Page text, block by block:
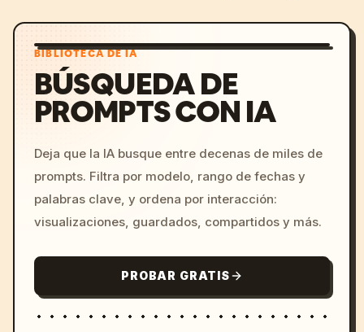
BIBLIOTECA DE IA
BÚSQUEDA DE
PROMPTS CON IA
Deja que la IA busque entre decenas de miles de
prompts. Filtra por modelo, rango de fechas y
palabras clave, y ordena por interacción:
visualizaciones, guardados, compartidos y más.
PROBAR GRATIS